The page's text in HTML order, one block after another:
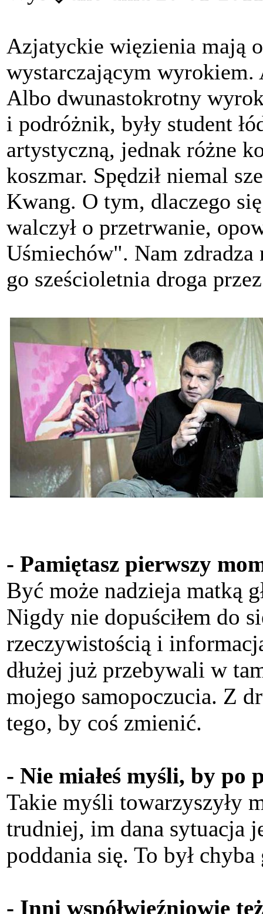
Azjatyckie więzienia mają
wystarczającym wyrokiem.
Albo dwunastokrotny
i podróżnik, były student
artystyczną, jednak różne
koszmar. Spędził niemal
Kwang. O tym, dlaczego
walczył o przetrwanie,
Uśmiechów". Nam zdradza
go sześcioletnia droga
- Pamiętasz pierwszy
Być może nadzieja matką
Nigdy nie dopuściłem do
rzeczywistością i
dłużej już przebywali w
mojego samopoczucia. Z
tego, by coś zmienić.
- Nie miałeś myśli, by po
Takie myśli towarzyszyły
trudniej, im dana sytuacja
poddania się. To był
- Inni współwięźniowie